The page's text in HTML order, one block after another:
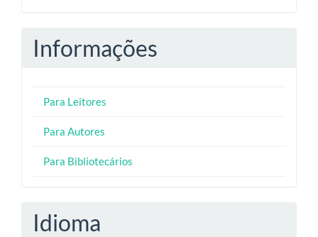
Informações
Para Leitores
Para Autores
Para Bibliotecários
Idioma